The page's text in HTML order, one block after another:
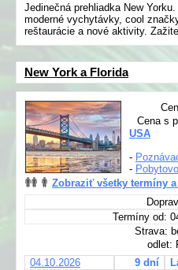
Jedinečná prehliadka New
moderné vychytávky, cool
reštaurácie a nové aktivity. Zažite
New York a Florida
Cena s
USA
-
-
Zobraziť všetky termíny
Termíny od:
Strava:
odlet:
04.10.2026
9 dní